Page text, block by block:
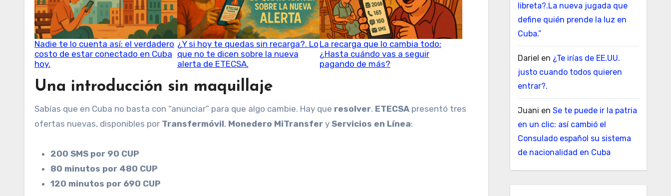
Nadie te lo cuenta así: el verdadero
costo de estar conectado en Cuba
hoy.
¿Y si hoy te quedas sin recarga?. Lo
que no te dicen sobre la nueva
alerta de ETECSA.
La recarga que lo cambia todo:
¿Hasta cuándo vas a seguir
pagando de más?
Una introducción sin maquillaje
Sabías que en Cuba no basta con “anunciar” para que algo cambie. Hay que resolver. ETECSA presentó tres
ofertas nuevas, disponibles por Transfermóvil, Monedero MiTransfer y Servicios en Línea:
200 SMS por 90 CUP
80 minutos por 480 CUP
120 minutos por 690 CUP
libreta?.La nueva jugada que
define quién prende la luz en
Cuba.”
Dariel en ¿Te irías de EE.UU.
justo cuando todos quieren
entrar?.
Juani en Se te puede ir la patria
en un clic: así cambió el
Consulado español su sistema
de nacionalidad en Cuba